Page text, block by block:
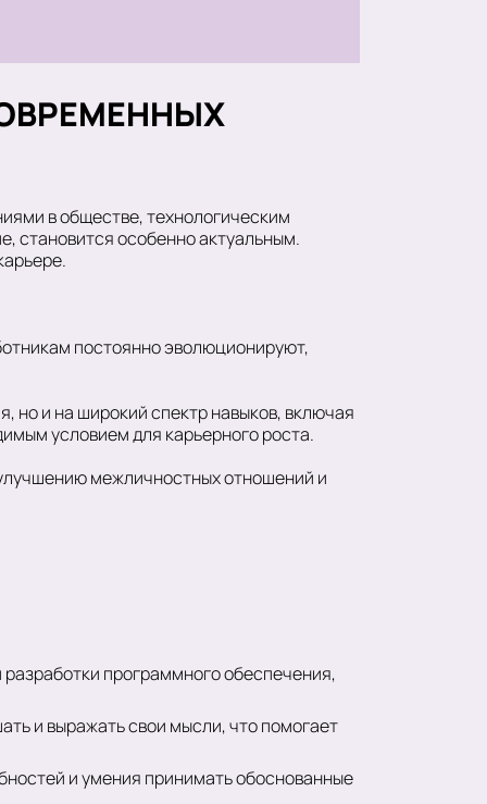
в обществе, технологическим
становится особенно актуальным.
постоянно эволюционируют,
но и на широкий спектр навыков, включая
условием для карьерного роста.
межличностных отношений и
программного обеспечения,
и выражать свои мысли, что помогает
и умения принимать обоснованные